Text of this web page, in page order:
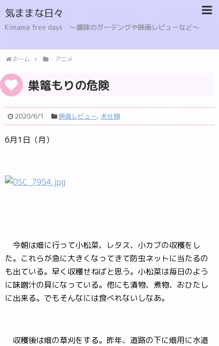
気ままな日々
Kimama free days 〜趣味のガーデングや映画レビューなど〜
ホーム ・アニメ
巣篭もりの危険
2020/6/1 映画レビュー, 未分類
6月1日（月）
今朝は畑に行って小松菜、レタス、小カブの収穫をし
た。これらが急に大きくなってきて防虫ネットに当たるの
も出ている。早く収穫せねばと思う。小松菜は毎日のよう
に味噌汁の具になっている。他にも漬物、煮物、おひたし
に出来る。でもそんなには食べれないしなあ。
収穫後は畑の草刈をする。昨年、道路の下に畑用に水道